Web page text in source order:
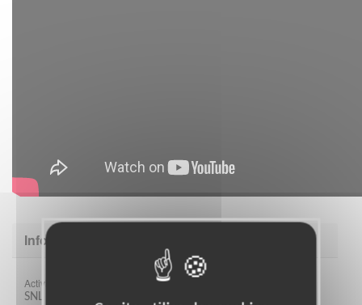
Informations complémentaires
Activités de l’association :
SNL rassemble des citoyens qui s’engagent localement